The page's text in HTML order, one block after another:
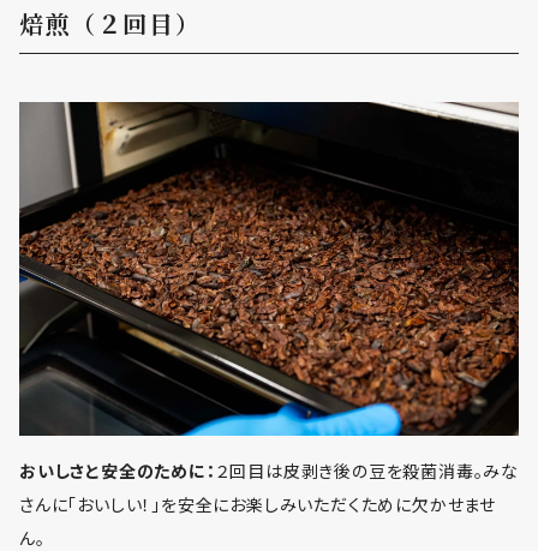
焙煎（２回目）
おいしさと安全のために： ２回目は皮剥き後の豆を殺菌消毒。みな
さんに「おいしい！」を安全にお楽しみいただくために欠かせませ
ん。